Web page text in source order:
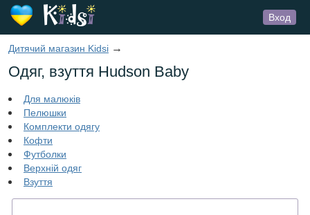
Вход
Дитячий магазин Kidsi →
Одяг, взуття Hudson Baby
Для малюків
Пелюшки
Комплекти одягу
Кофти
Футболки
Верхній одяг
Взуття